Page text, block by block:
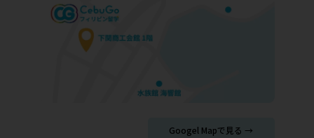
Googel Mapで見る →